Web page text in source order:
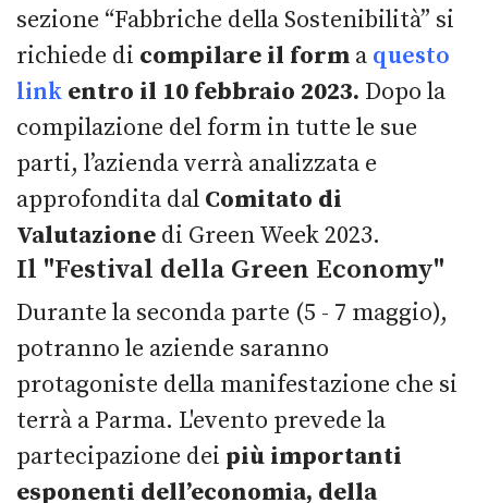
sezione “Fabbriche della Sostenibilità” si
richiede di compilare il form a questo
link entro il 10 febbraio 2023. Dopo la
compilazione del form in tutte le sue
parti, l’azienda verrà analizzata e
approfondita dal Comitato di
Valutazione di Green Week 2023.
Il "Festival della Green Economy"
Durante la seconda parte (5 - 7 maggio),
potranno le aziende saranno
protagoniste della manifestazione che si
terrà a Parma. L'evento prevede la
partecipazione dei più importanti
esponenti dell’economia, della